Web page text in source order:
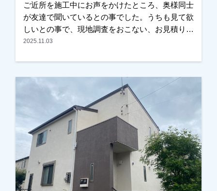
ご近所を施工中にお声をかけたところ、奥様同士
が友達で聞いているとの事でした。うちも見て欲
しいとの事で、現地調査をおこない、お見積りを
お出ししました。以前に違う業者で見積もりを取
た。弊社の資料とお見積りをお渡ししましたら、
ご予算内で、内容も分かりやすかったとの事で、
ＯＫをいただき、任せていただきました。色は奥
さまがお決めになられましたが、こだわった方
で、実は汚れの目立つ見えない箇所には濃い色を
もってきてます。また薄紫いろも非常に綺麗で、
ご近所の方からも評判がよかったです。仕上りも
とてもいいとご満足していただけました。ありが
とうございました。越谷市、春日部市、野田市、
吉川市、草加市またはその他地域でも外壁塗装を
2025.11.03